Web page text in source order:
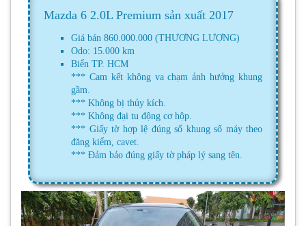
Mazda 6 2.0L Premium sản xuất 2017
Giá bán 860.000.000 (THƯƠNG LƯỢNG)
Odo: 15.000 km
Biển TP. HCM
*** Cam kết không va chạm ảnh hưởng khung
gầm.
*** Không bị thủy kích.
*** Không đại tu động cơ hộp.
*** Giấy tờ hợp lệ đúng số khung số máy theo
đăng kiểm, cavet.
*** Đảm bảo đúng giấy tờ pháp lý sang tên.